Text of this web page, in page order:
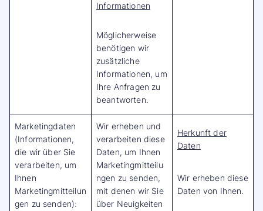
Informationen
Möglicherweise
benötigen wir
zusätzliche
Informationen, um
Ihre Anfragen zu
beantworten.
Marketingdaten
(Informationen,
die wir über Sie
verarbeiten, um
Ihnen
Marketingmitteilun
gen zu senden):
Wir erheben und
verarbeiten diese
Daten, um Ihnen
Marketingmitteilu
ngen zu senden,
mit denen wir Sie
über Neuigkeiten
Herkunft der
Daten
Wir erheben diese
Daten von Ihnen.